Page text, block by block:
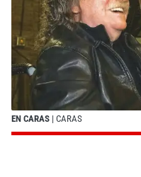
EN CARAS | CARAS